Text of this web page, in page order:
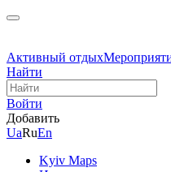
Активный отдых
Найти
Войти
Добавить
UaRuEn
Kyiv Maps